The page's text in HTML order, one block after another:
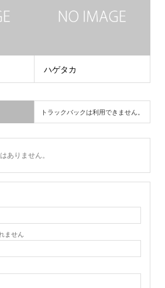
ハゲタカ
トラックバックは利用できません。
ありません。
ません